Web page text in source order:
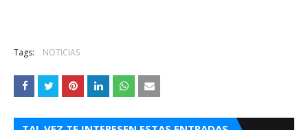
Tags: NOTICIAS